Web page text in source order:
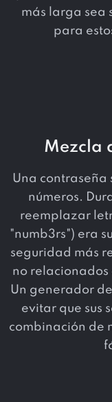
más larga sea
para
Mezcla
Una contraseña
números.
reemplazar
"numb3rs") era
seguridad más
no relacionados
Un generador
evitar que sus
combinación de